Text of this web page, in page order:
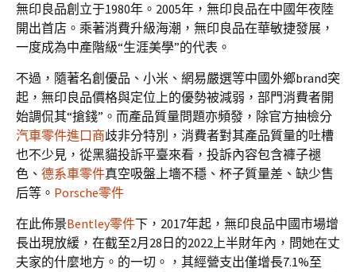
無印良品創立于1980年。2005年，無印良品在中國年夜陸
開出首店。乘著消費升級海潮，無印良品在華敏捷發展，
一度成為中產階級“生涯美學”的代表。
不過，隨著名創優品、小米、網易嚴選等中國外鄉brand突
起，無印良品價格與定位上的優勢被減弱，部門消費者開
始調侃其“搶錢”。而產品質量問題亦頻發，除官方抽檢分
汽車零件進口商歧非分特別，消費者對其產品質量的吐槽
也不少見，從黑貓投訴平臺來看，投訴內容包含褲子褪
色、 德系車零件真空吸盤上墻不穩、杯子質量差、缺少售
后等。 Porsche零件
在此佈景Bentley零件下，2017年起，無印良品中國市場增
長出現放緩，在截至2月28日的2022上半財年內，問她在丈
夫家的什麼地方。的一切。，其經營支出僅增長7.1%至